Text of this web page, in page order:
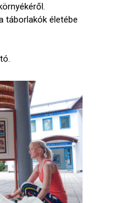
táborlakók életébe